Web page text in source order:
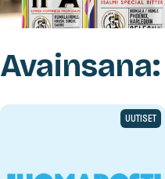
UUTISET